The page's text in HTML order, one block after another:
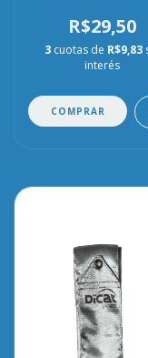
R$29,50
3 cuotas de R$9,83
interés
COMPRAR